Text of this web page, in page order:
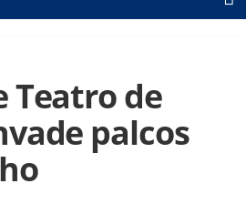
Teatro de
palcos